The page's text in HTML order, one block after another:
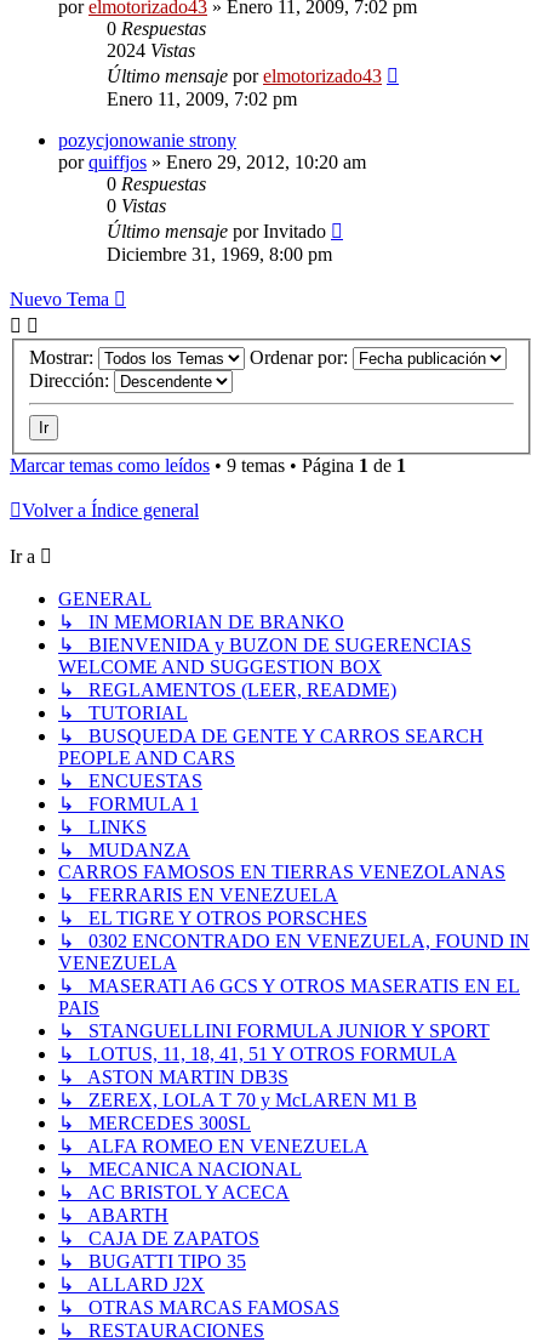
porelmotorizado43 » Enero 11, 2009, 7:02 pm
0 Respuestas
2024 Vistas
Último mensaje porelmotorizado43
Enero 11, 2009, 7:02 pm
pozycjonowanie strony
porquiffjos » Enero 29, 2012, 10:20 am
0 Respuestas
0 Vistas
Último mensaje porInvitado
Diciembre 31, 1969, 8:00 pm
Nuevo Tema
Mostrar:
Ordenar por:
Dirección:
Marcar temas como leídos • 9 temas • Página 1 de 1
Volver a Índice general
Ir a
GENERAL
↳ IN MEMORIAN DE BRANKO
↳ BIENVENIDA y BUZON DE SUGERENCIAS
WELCOME AND SUGGESTION BOX
↳ REGLAMENTOS (LEER, README)
↳ TUTORIAL
↳ BUSQUEDA DE GENTE Y CARROS SEARCH
PEOPLE AND CARS
↳ ENCUESTAS
↳ FORMULA 1
↳ LINKS
↳ MUDANZA
CARROS FAMOSOS EN TIERRAS VENEZOLANAS
↳ FERRARIS EN VENEZUELA
↳ EL TIGRE Y OTROS PORSCHES
↳ 0302 ENCONTRADO EN VENEZUELA, FOUND IN
VENEZUELA
↳ MASERATI A6 GCS Y OTROS MASERATIS EN EL
PAIS
↳ STANGUELLINI FORMULA JUNIOR Y SPORT
↳ LOTUS, 11, 18, 41, 51 Y OTROS FORMULA
↳ ASTON MARTIN DB3S
↳ ZEREX, LOLA T 70 y McLAREN M1 B
↳ MERCEDES 300SL
↳ ALFA ROMEO EN VENEZUELA
↳ MECANICA NACIONAL
↳ AC BRISTOL Y ACECA
↳ ABARTH
↳ CAJA DE ZAPATOS
↳ BUGATTI TIPO 35
↳ ALLARD J2X
↳ OTRAS MARCAS FAMOSAS
↳ RESTAURACIONES